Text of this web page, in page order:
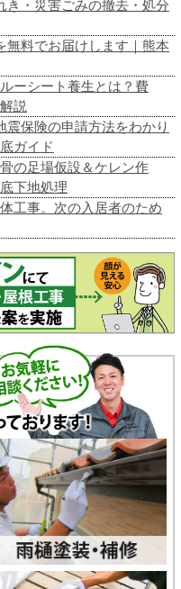
き・災害ごみの撤去・処分
無料でお届けします｜熊本
ーシート養生とは？費
説
震保険の申請方法をわかり
ガイド
の足場仮設＆ケレン作
下地処理
工事。次の入居者のため